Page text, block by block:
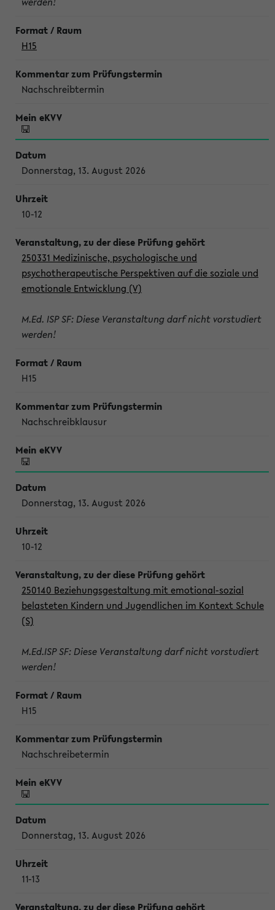
H15
Nachschreibtermin
Donnerstag, 13. August 2026
10-12
250331 Medizinische, psychologische und
psychotherapeutische Perspektiven auf die soziale und
emotionale Entwicklung (V)
M.Ed. ISP SF: Diese Veranstaltung darf nicht vorstudiert
werden!
H15
Nachschreibklausur
Donnerstag, 13. August 2026
10-12
250140 Beziehungsgestaltung mit emotional-sozial
belasteten Kindern und Jugendlichen im Kontext Schule
(S)
M.Ed.ISP SF: Diese Veranstaltung darf nicht vorstudiert
werden!
H15
Nachschreibetermin
Donnerstag, 13. August 2026
11-13